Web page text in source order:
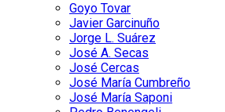
Goyo Tovar
Javier Garcinuño
Jorge L. Suárez
José A. Secas
José Cercas
José María Cumbreño
José María Saponi